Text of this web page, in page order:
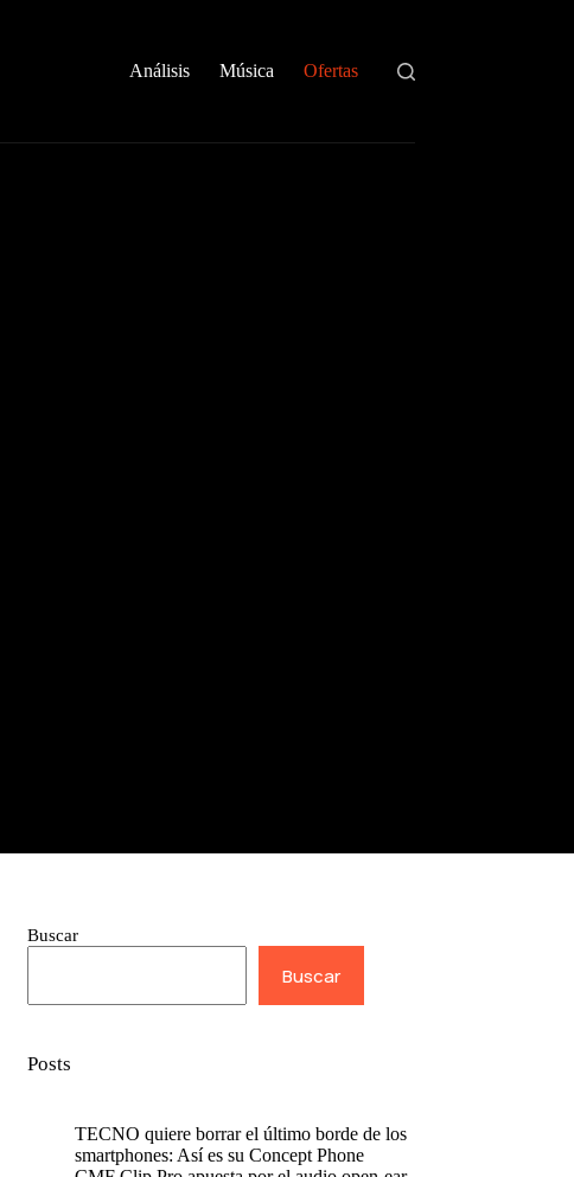
Análisis Música Ofertas
Buscar
Buscar
Posts
TECNO quiere borrar el último borde de los
smartphones: Así es su Concept Phone